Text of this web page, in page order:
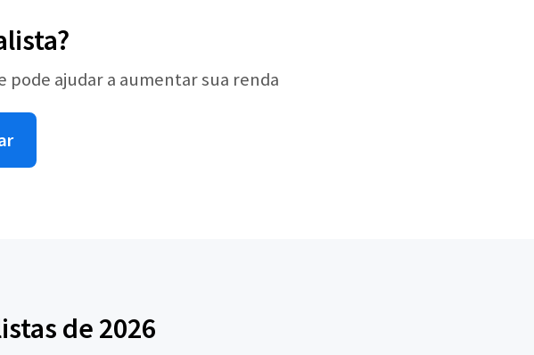
pode ajudar a aumentar sua renda
de 2026